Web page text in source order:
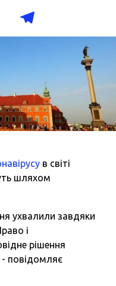
в світі
шляхом
ухвалили завдяки
і
рішення
- повідомляє